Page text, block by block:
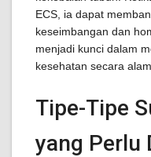
ECS, ia dapat
keseimbangan dan
menjadi kunci dalam
kesehatan secara
Tipe-Tipe
yang Perlu